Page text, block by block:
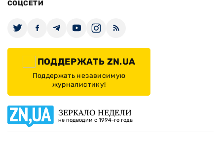
СОЦСЕТИ
ПОДДЕРЖАТЬ ZN.UA
Поддержать независимую
журналистику!
ЗЕРКАЛО НЕДЕЛИ
не подводим с 1994-го года